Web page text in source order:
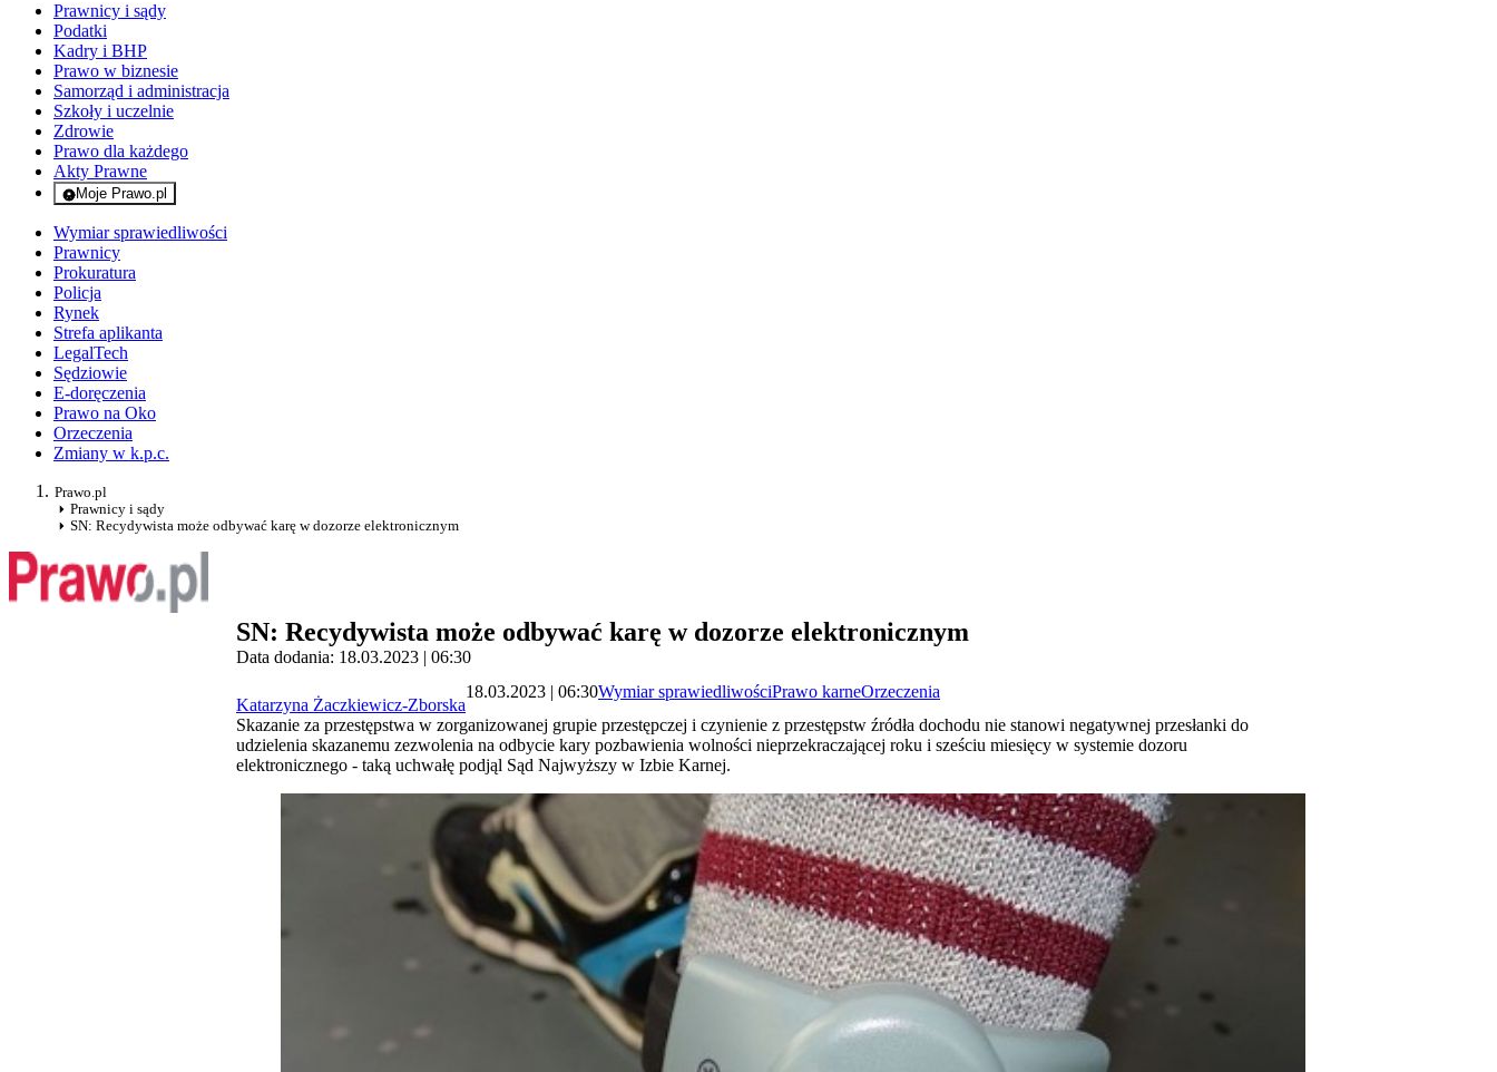
Prawnicy i sądy
Podatki
Kadry i BHP
Prawo w biznesie
Samorząd i administracja
Szkoły i uczelnie
Zdrowie
Prawo dla każdego
Akty Prawne
Moje Prawo.pl
- rejestracja i logowanie do serwisu
Wymiar sprawiedliwości
Prawnicy
Prokuratura
Policja
Rynek
Strefa aplikanta
LegalTech
Sędziowie
E-doręczenia
Prawo na Oko
Orzeczenia
Zmiany w k.p.c.
Prawo.pl
Prawnicy i sądy
SN: Recydywista może odbywać karę w dozorze elektronicznym
SN: Recydywista może odbywać karę w dozorze elektronicznym
Data dodania: 18.03.2023 | 06:30
Katarzyna Żaczkiewicz-Zborska
18.03.2023 | 06:30Wymiar sprawiedliwościPrawo karneOrzeczenia
Skazanie za przestępstwa w zorganizowanej grupie przestępczej i czynienie z przestępstw źródła dochodu nie stanowi negatywnej przesłanki do
udzielenia skazanemu zezwolenia na odbycie kary pozbawienia wolności nieprzekraczającej roku i sześciu miesięcy w systemie dozoru
elektronicznego - taką uchwałę podjąl Sąd Najwyższy w Izbie Karnej.